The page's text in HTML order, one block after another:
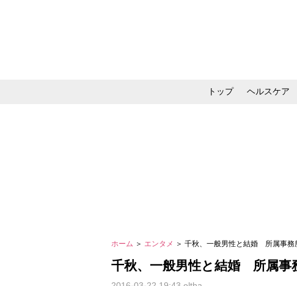
トップ ヘルスケア
ホーム ＞ エンタメ ＞ 千秋、一般男性と結婚 所属事務
千秋、一般男性と結婚 所属事